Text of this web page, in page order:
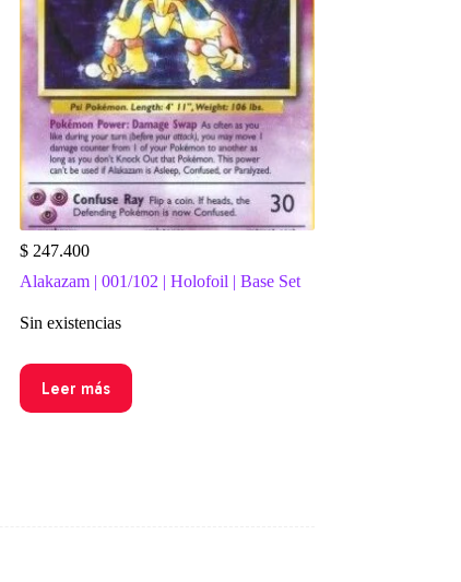
$247.400
Alakazam | 001/102 | Holofoil | Base Set
Sin existencias
Leer más